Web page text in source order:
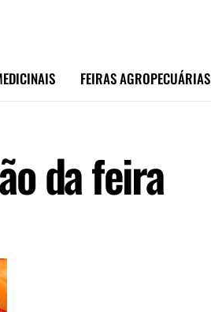
FEIRAS AGROPECUÁRIAS
da feira